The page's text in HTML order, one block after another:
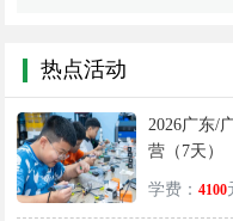
热点活动
2026广东/
营（7天）
学费： 4100